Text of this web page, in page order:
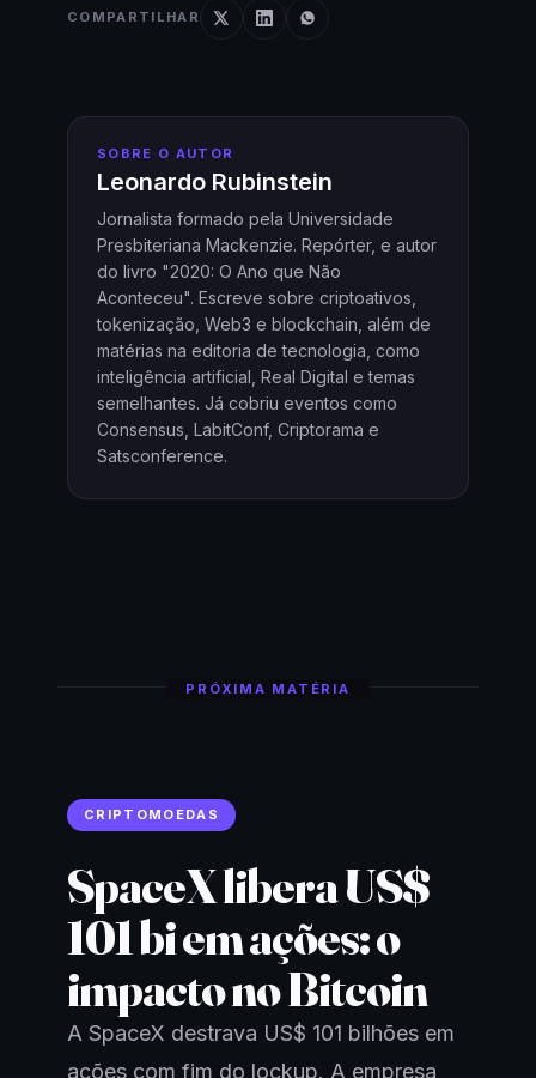
COMPARTILHAR
SOBRE O AUTOR
Leonardo Rubinstein
Jornalista formado pela Universidade
Presbiteriana Mackenzie. Repórter, e autor
do livro "2020: O Ano que Não
Aconteceu". Escreve sobre criptoativos,
tokenização, Web3 e blockchain, além de
matérias na editoria de tecnologia, como
inteligência artificial, Real Digital e temas
semelhantes. Já cobriu eventos como
Consensus, LabitConf, Criptorama e
Satsconference.
PRÓXIMA MATÉRIA
CRIPTOMOEDAS
SpaceX libera US$
101 bi em ações: o
impacto no Bitcoin
A SpaceX destrava US$ 101 bilhões em
ações com fim do lockup. A empresa